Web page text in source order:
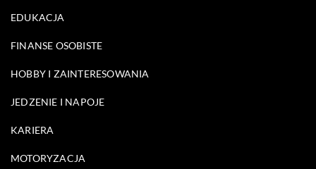
EDUKACJA
FINANSE OSOBISTE
HOBBY I ZAINTERESOWANIA
JEDZENIE I NAPOJE
KARIERA
MOTORYZACJA